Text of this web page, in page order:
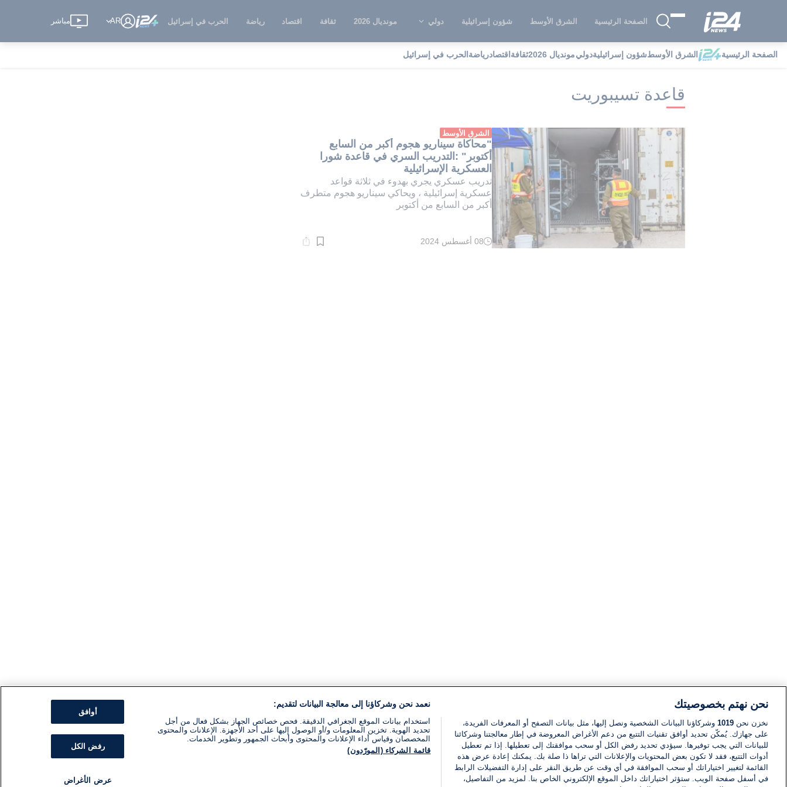
الصفحة الرئيسية الشرق الأوسط شؤون إسرائيلية دولي مونديال 2026 ثقافة اقتصاد رياضة الحرب في إسرائيل AR مباشر
الصفحة الرئيسية الشرق الأوسطشؤون إسرائيليةدوليمونديال 2026 ثقافة اقتصادرياضة الحرب في إسرائيل i24NEWS i24NEWS فهرس علامات قاعدة تسيبوريت
قاعدة تسيبوريت
الشرق الأوسط
"محاكاة سيناريو هجوم أكبر من السابع
أكتوبر" :التدريب السري في قاعدة شورا
العسكرية الإسرائيلية
تدريب عسكري يجري بهدوء في ثلاثة قواعد
عسكرية إسرائيلية ، ويحاكي سيناريو هجوم متطرف
أكبر من السابع من أكتوبر
وقت
08 أغسطس 2024
نحن نهتم بخصوصيتك
نخزن نحن 1019 وشركاؤنا البيانات الشخصية ونصل إليها، مثل بيانات التصفح أو المعرفات الفريدة،
على جهازك. يُمكّن تحديد أوافق تقنيات التتبع من دعم الأغراض المعروضة في إطار معالجتنا وشركائنا
للبيانات التي يجب توفيرها. سيؤدي تحديد رفض الكل أو سحب موافقتك إلى تعطيلها. إذا تم تعطيل
أدوات التتبع، فقد لا تكون بعض المحتويات والإعلانات التي تراها ذا صلة بك. يمكنك إعادة عرض هذه
القائمة لتغيير اختياراتك أو سحب الموافقة في أي وقت عن طريق النقر على إدارة التفضيلات الرابط
في أسفل صفحة الويب. ستؤثر اختياراتك داخل الموقع الإلكتروني الخاص بنا. لمزيد من التفاصيل،
نعمد نحن وشركاؤنا إلى معالجة البيانات لتقديم:
استخدام بيانات الموقع الجغرافي الدقيقة. فحص خصائص الجهاز بشكل فعال من أجل
تحديد الهوية. تخزين المعلومات و/أو الوصول إليها على أحد الأجهزة. الإعلانات والمحتوى
المخصصان وقياس أداء الإعلانات والمحتوى وأبحاث الجمهور وتطوير الخدمات.
قائمة الشركاء (المورّدون)
أوافق
رفض الكل
عرض الأغراض